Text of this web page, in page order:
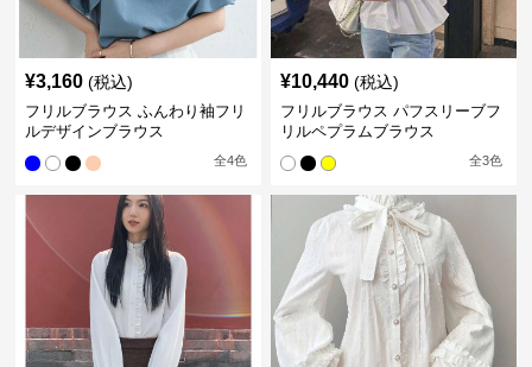
¥3,160 (税込)
フリルブラウス ふんわり袖フリ
ルデザインブラウス
全4色
¥10,440 (税込)
フリルブラウス パフスリーブフ
リルペプラムブラウス
全3色